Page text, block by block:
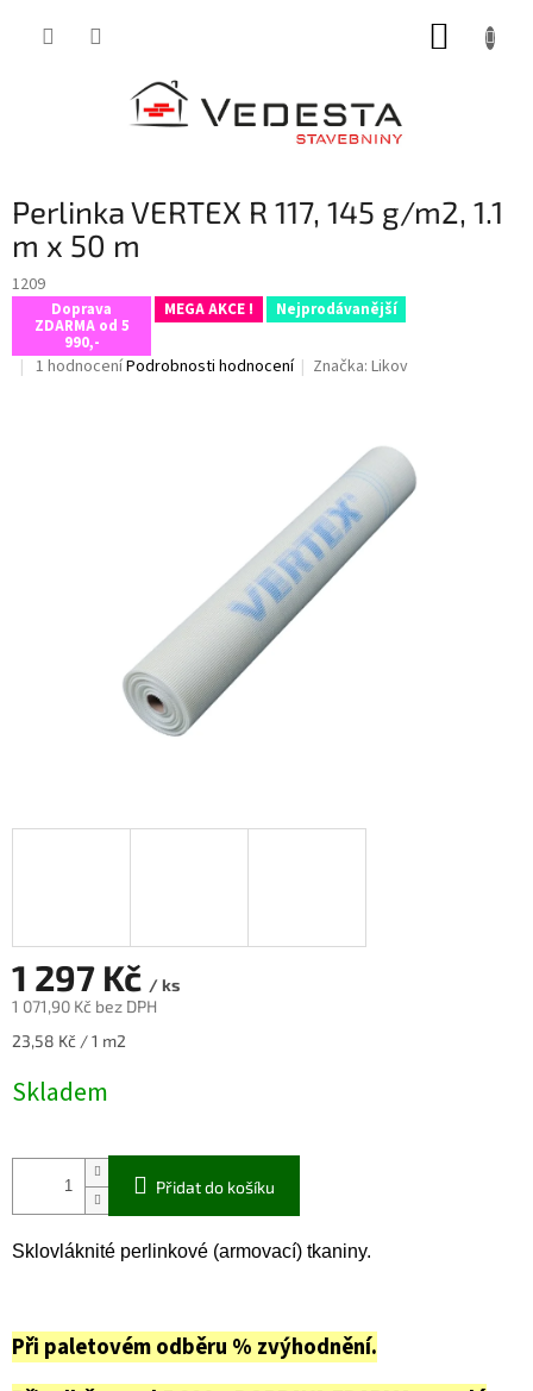
Perlinka VERTEX R 117, 145 g/m2, 1.1
m x 50 m
1209
Doprava
ZDARMA od 5
990,-
MEGA AKCE ! Nejprodávanější
Průměrné
1 hodnoceníPodrobnosti hodnocení Značka:Likov
1 297 Kč / ks
1 071,90 Kč bez DPH
Měrná
23,58 Kč / 1 m2
Skladem
Přidat do košíku
Sklovláknité perlinkové (armovací) tkaniny.
Při paletovém odběru % zvýhodnění.